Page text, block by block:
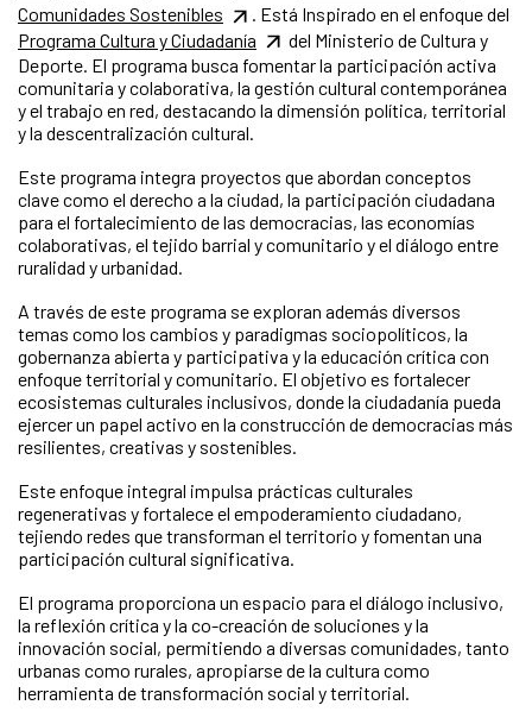
Comunidades Sostenibles
. Está Inspirado en el enfoque del
Programa Cultura y Ciudadanía
del Ministerio de Cultura y
Deporte. El programa busca fomentar la participación activa
comunitaria y colaborativa, la gestión cultural contemporánea
y el trabajo en red, destacando la dimensión política, territorial
y la descentralización cultural.
Este programa integra proyectos que abordan conceptos
clave como el derecho a la ciudad, la participación ciudadana
para el fortalecimiento de las democracias, las economías
colaborativas, el tejido barrial y comunitario y el diálogo entre
ruralidad y urbanidad.
A través de este programa se exploran además diversos
temas como los cambios y paradigmas sociopolíticos, la
gobernanza abierta y participativa y la educación crítica con
enfoque territorial y comunitario. El objetivo es fortalecer
ecosistemas culturales inclusivos, donde la ciudadanía pueda
ejercer un papel activo en la construcción de democracias más
resilientes, creativas y sostenibles.
Este enfoque integral impulsa prácticas culturales
regenerativas y fortalece el empoderamiento ciudadano,
tejiendo redes que transforman el territorio y fomentan una
participación cultural significativa.
El programa proporciona un espacio para el diálogo inclusivo,
la reflexión crítica y la co-creación de soluciones y la
innovación social, permitiendo a diversas comunidades, tanto
urbanas como rurales, apropiarse de la cultura como
herramienta de transformación social y territorial.